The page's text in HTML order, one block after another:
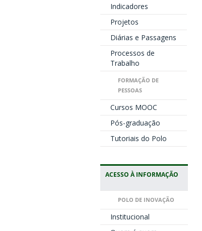
Indicadores
Projetos
Diárias e Passagens
Processos de
Trabalho
FORMAÇÃO DE
PESSOAS
Cursos MOOC
Pós-graduação
Tutoriais do Polo
ACESSO À INFORMAÇÃO
POLO DE INOVAÇÃO
Institucional